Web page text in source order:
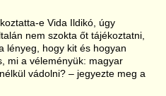
e Vida Ildikó, úgy
nem szokta őt tájékoztatni,
lényeg, hogy kit és hogyan
mi a véleményük: magyar
vádolni? – jegyezte meg a